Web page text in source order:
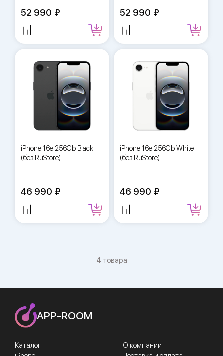
4 товара
52 990 52 990
iPhone 16e 256Gb Black
(без RuStore)
46 990
iPhone 16e 256Gb White
(без RuStore)
46 990
Каталог
О компании
APP-ROOM